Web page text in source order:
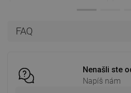
FAQ
Nenašli ste
Napíš nám